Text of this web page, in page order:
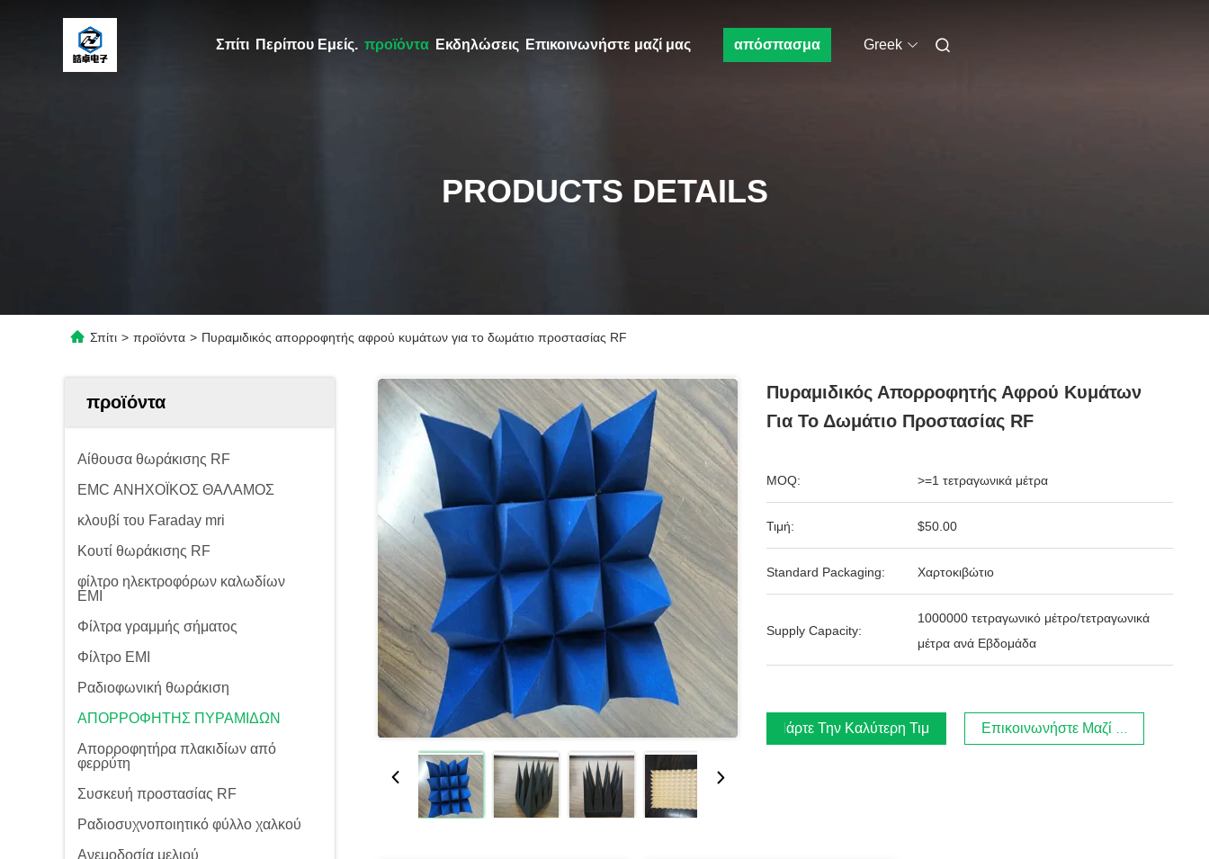
Σπίτι Περίπου Εμείς. προϊόντα Εκδηλώσεις Επικοινωνήστε μαζί μας απόσπασμα Greek
PRODUCTS DETAILS
Σπίτι > προϊόντα > Πυραμιδικός απορροφητής αφρού κυμάτων για το δωμάτιο προστασίας RF
προϊόντα
Αίθουσα θωράκισης RF
EMC ΑΝΗΧΟΪΚΟΣ ΘΑΛΑΜΟΣ
κλουβί του Faraday mri
Κουτί θωράκισης RF
φίλτρο ηλεκτροφόρων καλωδίων
EMI
Φίλτρα γραμμής σήματος
Φίλτρο EMI
Ραδιοφωνική θωράκιση
ΑΠΟΡΡΟΦΗΤΗΣ ΠΥΡΑΜΙΔΩΝ
Απορροφητήρα πλακιδίων από
φερρύτη
Συσκευή προστασίας RF
Ραδιοσυχνοποιητικό φύλλο χαλκού
Ανεμοδοσία μελιού
Πυραμιδικός Απορροφητής Αφρού Κυμάτων
Για Το Δωμάτιο Προστασίας RF
MOQ: >=1 τετραγωνικά μέτρα
Τιμή: $50.00
Standard Packaging: Χαρτοκιβώτιο
Supply Capacity:
1000000 τετραγωνικό μέτρο/τετραγωνικά
μέτρα ανά Εβδομάδα
Πάρτε Την Καλύτερη Τιμή Επικοινωνήστε Μαζί Μας